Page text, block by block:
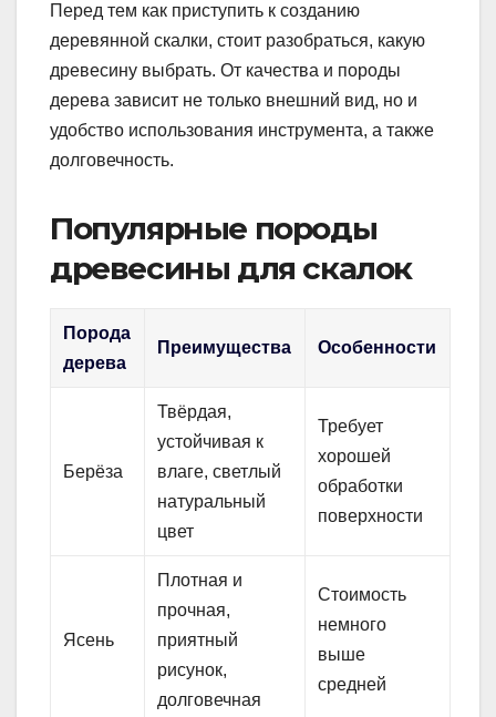
Перед тем как приступить к созданию
деревянной скалки, стоит разобраться, какую
древесину выбрать. От качества и породы
дерева зависит не только внешний вид, но и
удобство использования инструмента, а также
долговечность.
Популярные породы
древесины для скалок
Порода
дерева
Преимущества Особенности
Берёза
Твёрдая,
устойчивая к
влаге, светлый
натуральный
цвет
Требует
хорошей
обработки
поверхности
Ясень
Плотная и
прочная,
приятный
рисунок,
долговечная
Стоимость
немного
выше
средней